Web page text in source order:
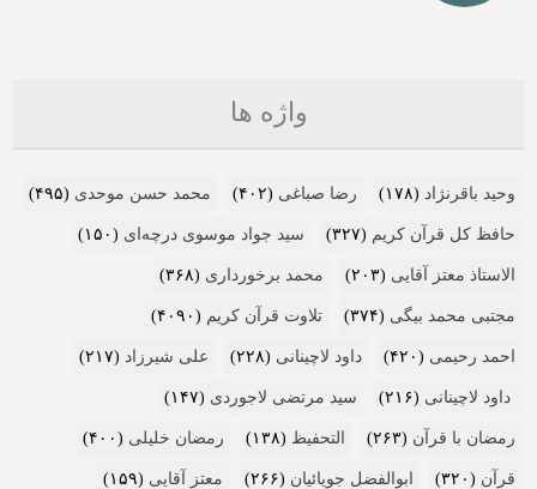
واژه ها
وحید باقرنژاد (۱۷۸) رضا صباغی (۴۰۲) محمد حسن موحدی (۴۹۵)
حافظ کل قرآن کریم (۳۲۷) سید جواد موسوی درچه‌ای (۱۵۰)
الاستاذ معتز آقایی (۲۰۳) محمد برخورداری (۳۶۸)
مجتبی محمد بیگی (۳۷۴) تلاوت قرآن کریم (۴۰۹۰)
احمد رحیمی (۴۲۰) داود لاچینانی (۲۲۸) علی شیرزاد (۲۱۷)
داود لاچینانی (۲۱۶) سید مرتضی لاجوردی (۱۴۷)
رمضان با قرآن (۲۶۳) التحفیظ (۱۳۸) رمضان خلیلی (۴۰۰)
قرآن (۳۲۰) ابوالفضل جویائیان (۲۶۶) معتز آقایی (۱۵۹)